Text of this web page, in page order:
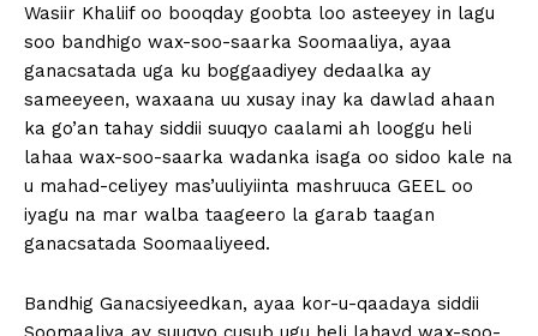
Wasiir Khaliif oo booqday goobta loo asteeyey in lagu
soo bandhigo wax-soo-saarka Soomaaliya, ayaa
ganacsatada uga ku boggaadiyey dedaalka ay
sameeyeen, waxaana uu xusay inay ka dawlad ahaan
ka go’an tahay siddii suuqyo caalami ah looggu heli
lahaa wax-soo-saarka wadanka isaga oo sidoo kale na
u mahad-celiyey mas’uuliyiinta mashruuca GEEL oo
iyagu na mar walba taageero la garab taagan
ganacsatada Soomaaliyeed.
Bandhig Ganacsiyeedkan, ayaa kor-u-qaadaya siddii